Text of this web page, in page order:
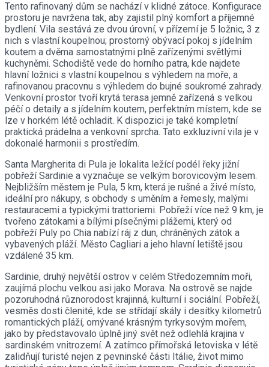
Tento rafinovaný dům se nachází v klidné zátoce. Konfigurace
prostoru je navržena tak, aby zajistil plný komfort a příjemné
bydlení. Vila sestává ze dvou úrovní, v přízemí je 5 ložnic, 3 z
nich s vlastní koupelnou; prostorný obývací pokoj s jídelním
koutem a dvěma samostatnými plně zařízenými světlými
kuchyněmi. Schodiště vede do horního patra, kde najdete
hlavní ložnici s vlastní koupelnou s výhledem na moře, a
rafinovanou pracovnu s výhledem do bujné soukromé zahrady.
Venkovní prostor tvoří krytá terasa jemně zařízená s velkou
péčí o detaily a s jídelním koutem, perfektním místem, kde se
lze v horkém létě ochladit. K dispozici je také kompletní
praktická prádelna a venkovní sprcha. Tato exkluzivní vila je v
dokonalé harmonii s prostředím.
Santa Margherita di Pula je lokalita ležící podél řeky jižní
pobřeží Sardinie a vyznačuje se velkým borovicovým lesem.
Nejbližším městem je Pula, 5 km, která je rušné a živé místo,
ideální pro nákupy, s obchody s uměním a řemesly, malými
restauracemi a typickými trattoriemi. Pobřeží více než 9 km, je
tvořeno zátokami a bílými písečnými plážemi, který od
pobřeží Puly po Chia nabízí ráj z dun, chráněných zátok a
vybavených pláží. Město Cagliari a jeho hlavní letiště jsou
vzdálené 35 km.
Sardinie, druhý největší ostrov v celém Středozemním moři,
zaujímá plochu velkou asi jako Morava. Na ostrově se najde
pozoruhodná různorodost krajinná, kulturní i sociální. Pobřeží,
vesměs dosti členité, kde se střídají skály i desítky kilometrů
romantických pláží, omývané krásným tyrkysovým mořem,
jako by představovalo úplně jiný svět než odlehlá krajina v
sardinském vnitrozemí. A zatímco přímořská letoviska v létě
zalidňují turisté nejen z pevninské části Itálie, život mimo